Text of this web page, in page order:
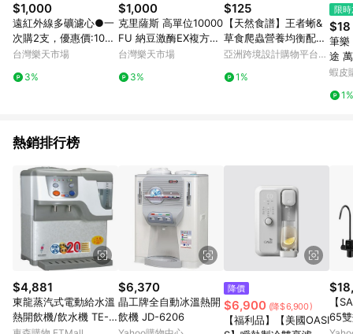
$1,000
遠紅外線多礦濾心●一
次購2支，優惠價:1000
元●
台灣樂天市場
3%
$1,000
克里薩斯 高單位10000
FU 納豆激酶EX複方膠
囊 60粒 | | 山楂 丹蔘
台灣樂天市場
3%
$125
【天然食譜】王者蜥&
草食爬蟲營養均衡配方
濕式熟成飼料 30g
亞洲跨境設計購物平台
1%
限
$18
筆樂
途
顏色
蝦皮
1%
熱銷排行榜
$4,881
東龍蒸汽式電動給水溫
熱開飲機/飲水機 TE-1
$6,370
晶工牌全自動冰溫熱開
飲機 JD-6206
降價
$6,900 (降$6,900)
【福利品】【美國OASI
【
65